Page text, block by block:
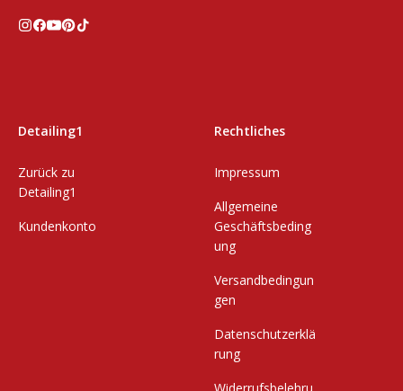
Detailing1
Zurück zu
Detailing1
Kundenkonto
Rechtliches
Impressum
Allgemeine
Geschäftsbeding
ung
Versandbedingun
gen
Datenschutzerklä
rung